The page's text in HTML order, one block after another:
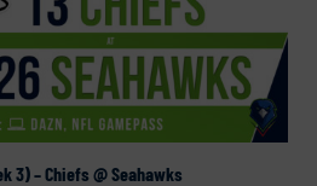
3) – Chiefs @ Seahawks